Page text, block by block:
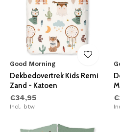
Good Morning
Dekbedovertrek Kids Remi
Zand - Katoen
€34,95
Incl. btw